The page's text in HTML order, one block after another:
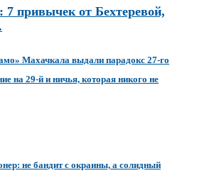
7 привычек от Бехтеревой,
Махачкала выдали парадокс 27‑го
на 29‑й и ничья, которая никого не
не бандит с окраины, а солидный